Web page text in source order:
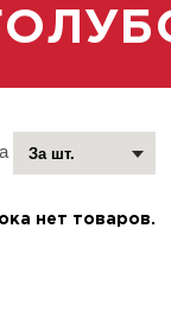
нет товаров.